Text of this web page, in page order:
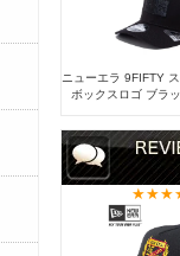
ニューエラ 9FIFTY
ボックスロゴ ブラ